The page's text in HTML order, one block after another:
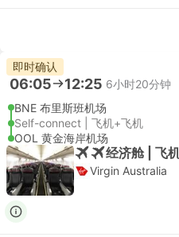
即时确认
06:05 12:25 6小时20分钟
BNE 布里斯班机场
Self-connect | 飞机+飞机
OOL 黄金海岸机场
经济舱 | 飞
Virgin Australia